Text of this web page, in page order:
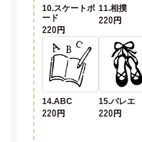
10.スケートボ
ード
220円
11.相撲
220円
14.ABC
220円
15.バレエ
220円